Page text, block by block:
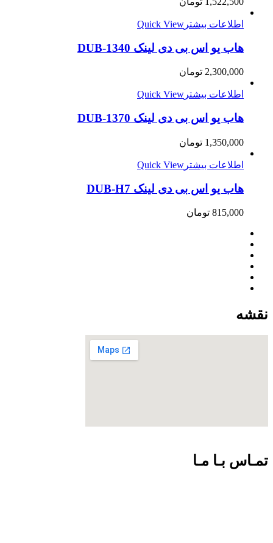
اطلاعات بیشتر Quick View
هاب یو اس بی دی لینک DUB-1340
2,300,000 تومان
اطلاعات بیشتر Quick View
هاب یو اس بی دی لینک DUB-1370
1,350,000 تومان
اطلاعات بیشتر Quick View
هاب یو اس بی دی لینک DUB-H7
815,000 تومان
نقشه
تمـاس بـا مـا